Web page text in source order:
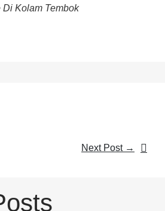
Di Kolam Tembok
Next Post →